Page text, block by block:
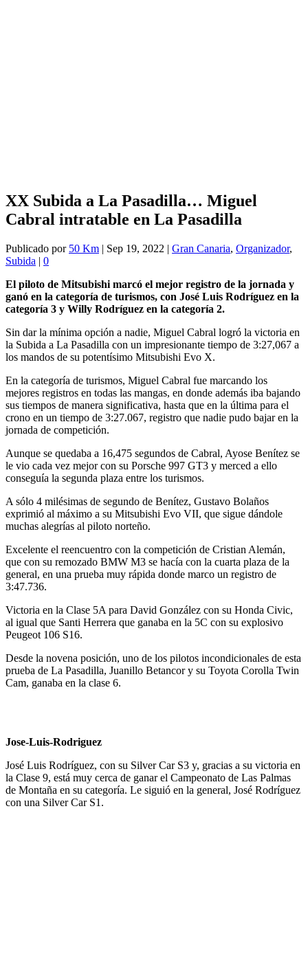
XX Subida a La Pasadilla… Miguel
Cabral intratable en La Pasadilla
Publicado por 50 Km | Sep 19, 2022 | Gran Canaria, Organizador,
Subida | 0
El piloto de Mitsubishi marcó el mejor registro de la jornada y
ganó en la categoría de turismos, con José Luis Rodríguez en la
categoría 3 y Willy Rodríguez en la categoría 2.
Sin dar la mínima opción a nadie, Miguel Cabral logró la victoria en
la Subida a La Pasadilla con un impresionante tiempo de 3:27,067 a
los mandos de su potentísimo Mitsubishi Evo X.
En la categoría de turismos, Miguel Cabral fue marcando los
mejores registros en todas las mangas, en donde además iba bajando
sus tiempos de manera significativa, hasta que en la última para el
crono en un tiempo de 3:27.067, registro que nadie pudo bajar en la
jornada de competición.
Aunque se quedaba a 16,475 segundos de Cabral, Ayose Benítez se
le vio cada vez mejor con su Porsche 997 GT3 y merced a ello
conseguía la segunda plaza entre los turismos.
A sólo 4 milésimas de segundo de Benítez, Gustavo Bolaños
exprimió al máximo a su Mitsubishi Evo VII, que sigue dándole
muchas alegrías al piloto norteño.
Excelente el reencuentro con la competición de Cristian Alemán,
que con su remozado BMW M3 se hacía con la cuarta plaza de la
general, en una prueba muy rápida donde marco un registro de
3:47.736.
Victoria en la Clase 5A para David González con su Honda Civic,
al igual que Santi Herrera que ganaba en la 5C con su explosivo
Peugeot 106 S16.
Desde la novena posición, uno de los pilotos incondicionales de esta
prueba de La Pasadilla, Juanillo Betancor y su Toyota Corolla Twin
Cam, ganaba en la clase 6.
Jose-Luis-Rodriguez
José Luis Rodríguez, con su Silver Car S3 y, gracias a su victoria en
la Clase 9, está muy cerca de ganar el Campeonato de Las Palmas
de Montaña en su categoría. Le siguió en la general, José Rodríguez
con una Silver Car S1.